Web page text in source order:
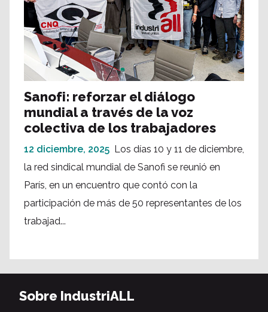
Sanofi: reforzar el diálogo
mundial a través de la voz
colectiva de los trabajadores
12 diciembre, 2025 Los días 10 y 11 de diciembre,
la red sindical mundial de Sanofi se reunió en
París, en un encuentro que contó con la
participación de más de 50 representantes de los
trabajad...
Sobre IndustriALL